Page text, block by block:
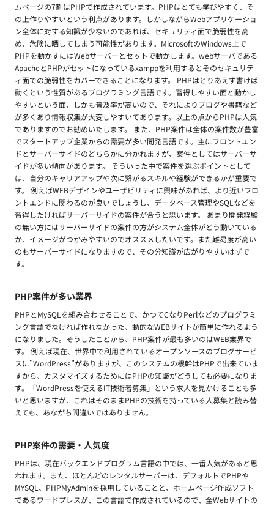
ムページの7割はPHPで作成されています。PHPはとても学びやすく、そ
の上作りやすいという利点があります。しかしながらWebアプリケーショ
ン全体に対する知識が少ないのであれば、セキュリティ面で脆弱性を高
め、危険に晒してしまう可能性があります。MicrosoftのWindows上で
PHPを動かすにはWebサーバーとセットで動かします。webサーバである
ApacheとPHPがセットになっているxamppを利用するとそのセキュリテ
ィ面での脆弱性をカバーできることになります。 PHPはとりあえず書けば
動くという性質があるプログラミング言語です。習得しやすい面と動かし
やすいという面、しかも普及率が高いので、それによりブログや書籍など
が多くあり情報収集が大変しやすいてあります。以上の点からPHPは人気
でありますのでお勧めいたします。 また、PHP案件は全体の案件数が豊富
でスタートアップ企業からの需要が多い開発言語です。主にフロントエン
ドとサーバーサイドのどちらかに分かれますが、案件としてはサーバーサ
イドが多い傾向があります。 そういった中で案件を選ぶポイントとして
は、自分のキャリアアップや次に繋がるスキルや経験ができるかが重要で
す。 例えばWEBデザインやユーザビリティに興味があれば、より近いフロ
ントエンドに関わるのが良いでしょうし、データベース管理やSQLなどを
習得したければサーバーサイドの案件が合うと思います。 あまり開発経験
の無い方にはサーバーサイドの案件の方がシステム全体がどう動いている
か、イメージがつかみやすいのでオススメしたいです。また難易度が高い
のもサーバーサイドになりますので、その分知識が広がりやすいはずで
す。
PHP案件が多い業界
PHPとMySQLを組み合わせることで、かつてCなりPerlなどのプログラミ
ング言語でなければ作れなかった、動的なWEBサイトが簡単に作れるよう
になりました。そうしたことから、PHP案件が最も多いのはWEB業界で
す。 例えば現在、世界中で利用されているオープンソースのブログサービ
スに”WordPress”がありますが、このシステムの根幹はPHPで出来ていま
すから、カスタマイズするためにはPHPの知識がどうしても必要になりま
す。「WordPressを使えるIT技術者募集」という求人を見かけることも多
いと思いますが、これはそのままPHPの技術を持っている人募集と読み替
えても、あながち間違いではありません。
PHP案件の需要・人気度
PHPは、現在バックエンドプログラム言語の中では、一番人気があると思
われます。また、ほとんどのレンタルサーバーは、デフォルトでPHPや
MYSQL、PHPMyAdminを採用していることと、ホームページ作成ソフト
であるワードプレスが、この言語で作成されているので、全Webサイトの